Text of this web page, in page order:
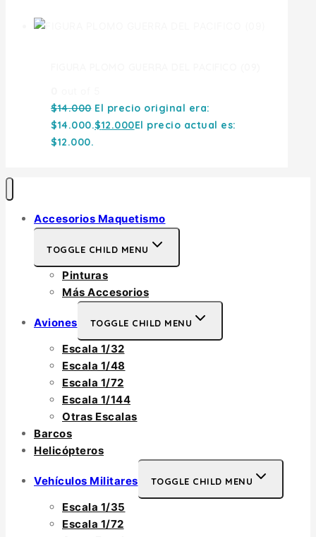
$14.000 El precio original era:
$14.000.$12.000El precio actual es:
$12.000.
Accesorios Maquetismo
TOGGLE CHILD MENU
Pinturas
Más Accesorios
Aviones TOGGLE CHILD MENU
Escala 1/32
Escala 1/48
Escala 1/72
Escala 1/144
Otras Escalas
Barcos
Helicópteros
Vehículos Militares TOGGLE CHILD MENU
Escala 1/35
Escala 1/72